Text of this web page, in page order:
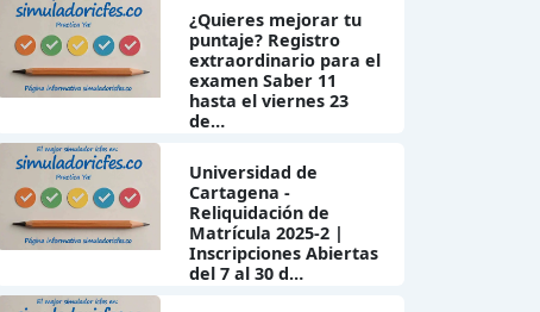
¿Quieres mejorar tu
puntaje? Registro
extraordinario para el
examen Saber 11
hasta el viernes 23
de…
19/05/2025
Universidad de
Cartagena -
Reliquidación de
Matrícula 2025-2 |
Inscripciones Abiertas
del 7 al 30 d…